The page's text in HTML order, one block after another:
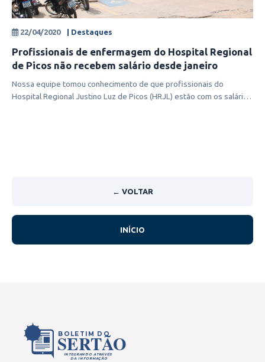
22/04/2020 | Destaques
Profissionais de enfermagem do Hospital Regional
de Picos não recebem salário desde janeiro
Nossa equipe tomou conhecimento de que profissionais do
Hospital Regional Justino Luz de Picos (HRJL) estão com os salários
← VOLTAR
INÍCIO
BOLETIM DO
SERTÃO
INTEGRANDO ATRAVÉS
DA INFORMAÇÃO